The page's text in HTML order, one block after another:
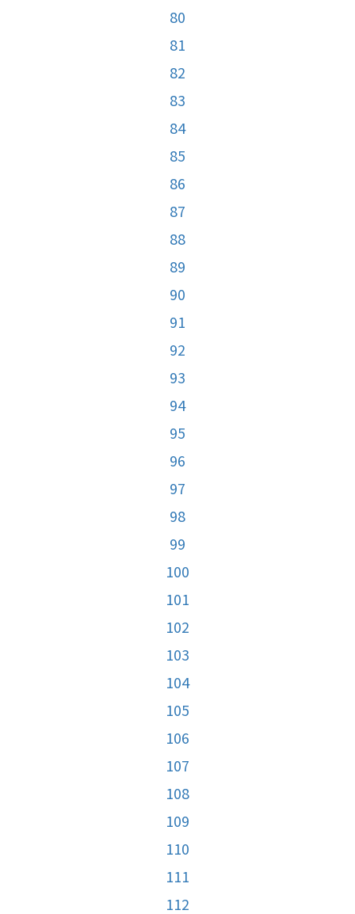
80
81
82
83
84
85
86
87
88
89
90
91
92
93
94
95
96
97
98
99
100
101
102
103
104
105
106
107
108
109
110
111
112